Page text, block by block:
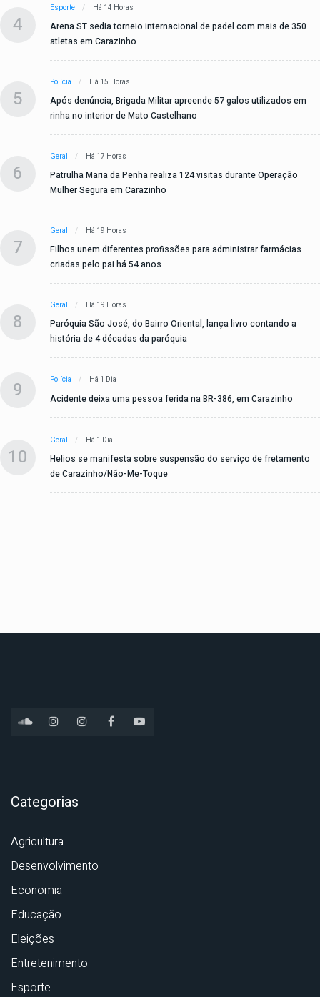
4
Esporte Há 14 Horas
Arena ST sedia torneio internacional de padel com mais de 350
atletas em Carazinho
5
Polícia Há 15 Horas
Após denúncia, Brigada Militar apreende 57 galos utilizados em
rinha no interior de Mato Castelhano
6
Geral Há 17 Horas
Patrulha Maria da Penha realiza 124 visitas durante Operação
Mulher Segura em Carazinho
7
Geral Há 19 Horas
Filhos unem diferentes profissões para administrar farmácias
criadas pelo pai há 54 anos
8
Geral Há 19 Horas
Paróquia São José, do Bairro Oriental, lança livro contando a
história de 4 décadas da paróquia
9 Polícia Há 1 Dia
Acidente deixa uma pessoa ferida na BR-386, em Carazinho
10
Geral Há 1 Dia
Helios se manifesta sobre suspensão do serviço de fretamento
de Carazinho/Não-Me-Toque
Categorias
Agricultura
Desenvolvimento
Economia
Educação
Eleições
Entretenimento
Esporte